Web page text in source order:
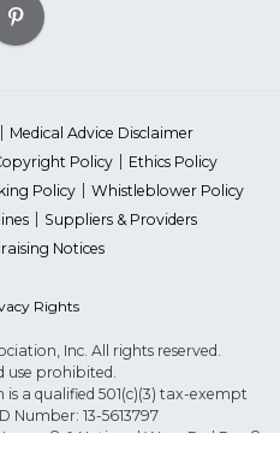
Medical Advice Disclaimer
Policy
Ethics Policy
Policy
Whistleblower Policy
Suppliers & Providers
Notices
Rights
Inc. All rights reserved.
use prohibited.
a qualified 501(c)(3) tax-exempt
Number: 13-5613797
& National Wear Red Day®